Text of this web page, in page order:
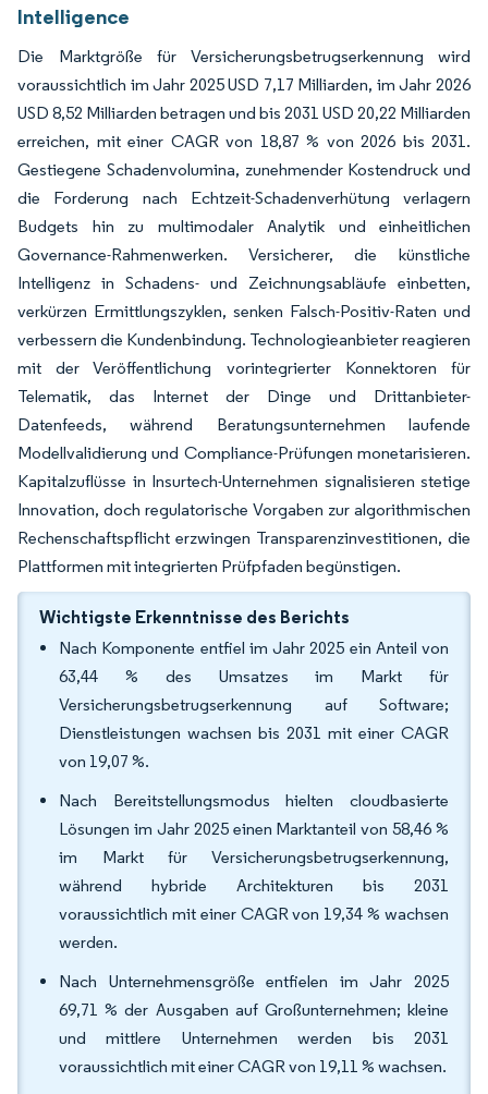
Intelligence
Die Marktgröße für Versicherungsbetrugserkennung wird
voraussichtlich im Jahr 2025 USD 7,17 Milliarden, im Jahr 2026
USD 8,52 Milliarden betragen und bis 2031 USD 20,22 Milliarden
erreichen, mit einer CAGR von 18,87 % von 2026 bis 2031.
Gestiegene Schadenvolumina, zunehmender Kostendruck und
die Forderung nach Echtzeit-Schadenverhütung verlagern
Budgets hin zu multimodaler Analytik und einheitlichen
Governance-Rahmenwerken. Versicherer, die künstliche
Intelligenz in Schadens- und Zeichnungsabläufe einbetten,
verkürzen Ermittlungszyklen, senken Falsch-Positiv-Raten und
verbessern die Kundenbindung. Technologieanbieter reagieren
mit der Veröffentlichung vorintegrierter Konnektoren für
Telematik, das Internet der Dinge und Drittanbieter-
Datenfeeds, während Beratungsunternehmen laufende
Modellvalidierung und Compliance-Prüfungen monetarisieren.
Kapitalzuflüsse in Insurtech-Unternehmen signalisieren stetige
Innovation, doch regulatorische Vorgaben zur algorithmischen
Rechenschaftspflicht erzwingen Transparenzinvestitionen, die
Plattformen mit integrierten Prüfpfaden begünstigen.
Wichtigste Erkenntnisse des Berichts
Nach Komponente entfiel im Jahr 2025 ein Anteil von
63,44 % des Umsatzes im Markt für
Versicherungsbetrugserkennung auf Software;
Dienstleistungen wachsen bis 2031 mit einer CAGR
von 19,07 %.
Nach Bereitstellungsmodus hielten cloudbasierte
Lösungen im Jahr 2025 einen Marktanteil von 58,46 %
im Markt für Versicherungsbetrugserkennung,
während hybride Architekturen bis 2031
voraussichtlich mit einer CAGR von 19,34 % wachsen
werden.
Nach Unternehmensgröße entfielen im Jahr 2025
69,71 % der Ausgaben auf Großunternehmen; kleine
und mittlere Unternehmen werden bis 2031
voraussichtlich mit einer CAGR von 19,11 % wachsen.